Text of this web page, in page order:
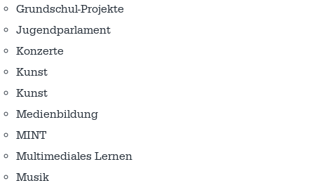
Grundschul-Projekte
Jugendparlament
Konzerte
Kunst
Kunst
Medienbildung
MINT
Multimediales Lernen
Musik